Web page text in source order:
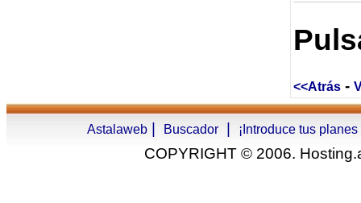
<<Atrás -
Astalaweb Buscador ¡Introduce tus
COPYRIGHT © 2006.